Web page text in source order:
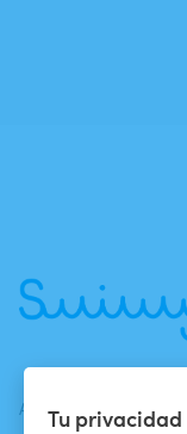
Tu privacidad
ACTUALIDADES